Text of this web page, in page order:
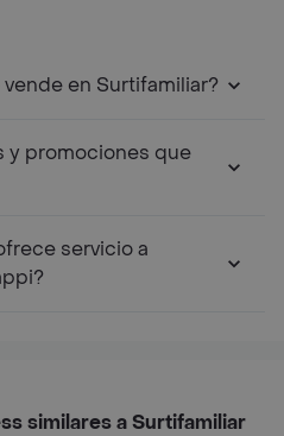
en Surtifamiliar?
y promociones que
servicio a
similares a Surtifamiliar